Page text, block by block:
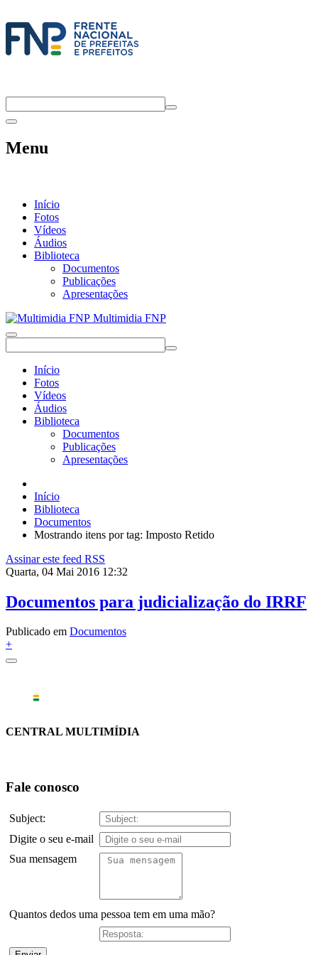
Menu
Início
Fotos
Vídeos
Áudios
Biblioteca
Documentos
Publicações
Apresentações
Multimidia FNP
Início
Fotos
Vídeos
Áudios
Biblioteca
Documentos
Publicações
Apresentações
Início
Biblioteca
Documentos
Mostrando itens por tag: Imposto Retido
Assinar este feed RSS
Quarta, 04 Mai 2016 12:32
Documentos para judicialização do IRRF
Publicado em Documentos
+
CENTRAL MULTIMÍDIA
Fale conosco
Subject:
Digite o seu e-mail
Sua mensagem
Quantos dedos uma pessoa tem em uma mão?